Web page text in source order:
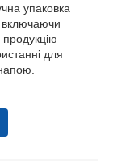
упаковка
включаючи
для